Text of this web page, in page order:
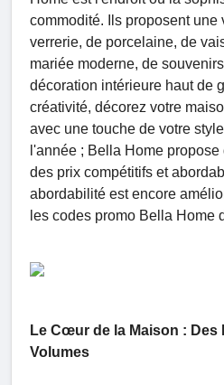
commodité. Ils proposent une
verrerie, de porcelaine, de
mariée moderne, de
décoration intérieure haut de
créativité, décorez votre
avec une touche de votre
l'année ; Bella Home
des prix compétitifs et
abordabilité est encore
les codes promo Bella Home
Le Cœur de la Maison : Des
Volumes